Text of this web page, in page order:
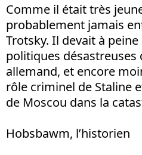
Comme il était très
probablement jamais
Trotsky. Il devait à
politiques
allemand, et encore
rôle criminel de Staline
de Moscou dans la
Hobsbawm, l’historien